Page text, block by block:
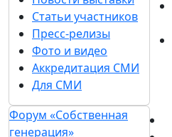
Статьи участников
Пресс-релизы
Фото и видео
Аккредитация СМИ
Для СМИ
Форум «Собственная
генерация»